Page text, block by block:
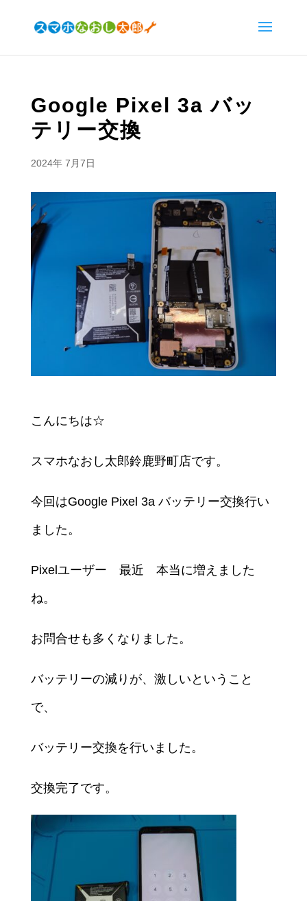
Google Pixel 3a バッ
テリー交換
2024年 7月7日
こんにちは☆
スマホなおし太郎鈴鹿野町店です。
今回はGoogle Pixel 3a バッテリー交換行い
ました。
Pixelユーザー 最近 本当に増えました
ね。
お問合せも多くなりました。
バッテリーの減りが、激しいということ
で、
バッテリー交換を行いました。
交換完了です。